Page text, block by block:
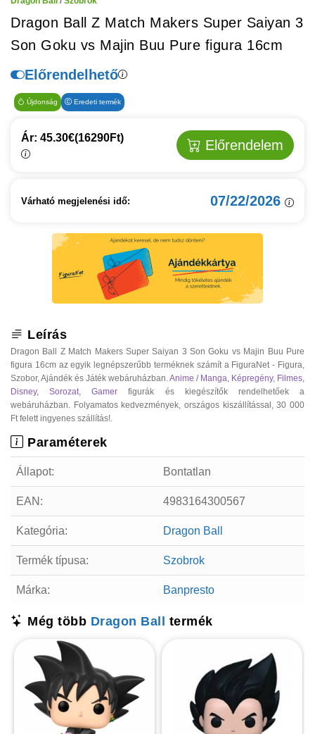
Dragon Ball Z Match Makers Super Saiyan 3
Son Goku vs Majin Buu Pure figura 16cm
Előrendelhető
Újdonság Eredeti termék
Ár: 45.30€(16290Ft) Előrendelem
Várható megjelenési idő: 07/22/2026
Leírás
Dragon Ball Z Match Makers Super Saiyan 3 Son Goku vs Majin Buu Pure
figura 16cm az egyik legnépszerűbb terméknek számít a FiguraNet - Figura,
Szobor, Ajándék és Játék webáruházban.Anime / Manga, Képregény, Filmes,
Disney,Sorozat,Gamer figurák és kiegészítők rendelhetőek a
webáruházban. Folyamatos kedvezmények, országos kiszállítással, 30 000
Ft felett ingyenes szállítás!.
Paraméterek
Állapot: Bontatlan
EAN: 4983164300567
Kategória: Dragon Ball
Termék típusa: Szobrok
Márka: Banpresto
Még több Dragon Ball termék